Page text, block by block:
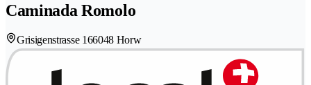
Caminada Romolo
Grisigenstrasse 166048 Horw